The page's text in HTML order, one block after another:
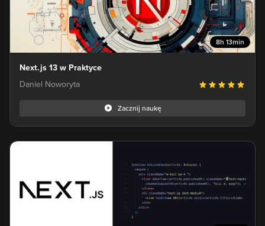
8h 13min
Next.js 13 w Praktyce
Daniel Noworyta
Zacznij naukę